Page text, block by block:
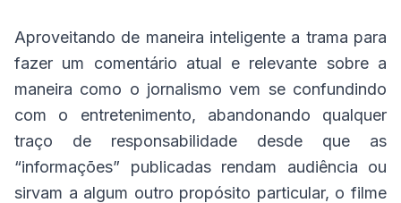
Aproveitando de maneira inteligente a trama para
fazer um comentário atual e relevante sobre a
maneira como o jornalismo vem se confundindo
com o entretenimento, abandonando qualquer
traço de responsabilidade desde que as
“informações” publicadas rendam audiência ou
sirvam a algum outro propósito particular, o filme